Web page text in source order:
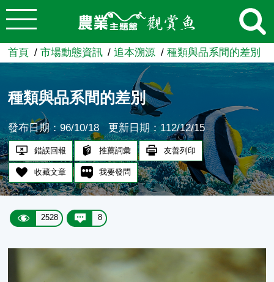
跳到主要內容
農業知識入口網
首頁 市場動態資訊 追本溯源 種類與品系間的差別
種類與品系間的差別
發布日期：96/10/18 更新日期：112/12/15
錯誤回報 推薦詞彙 友善列印
收藏文章 我要發問
2528 8